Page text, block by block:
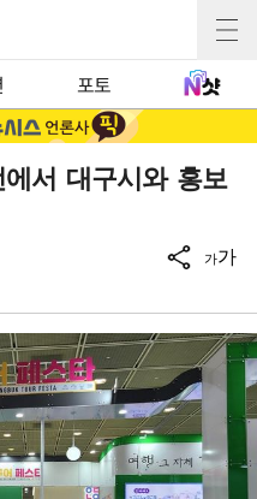
포토
서 대구시와 홍보
가가